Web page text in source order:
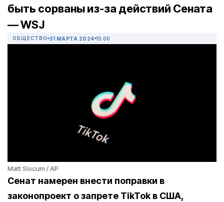
быть сорваны из-за действий Сената
— WSJ
ОБЩЕСТВО 31 МАРТА 2024 15:00
Matt Slocum / AP
Сенат намерен внести поправки в
законопроект о запрете TikTok в США,